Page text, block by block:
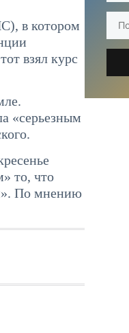
в котором
взял курс
«серьезным
то, что
По мнению